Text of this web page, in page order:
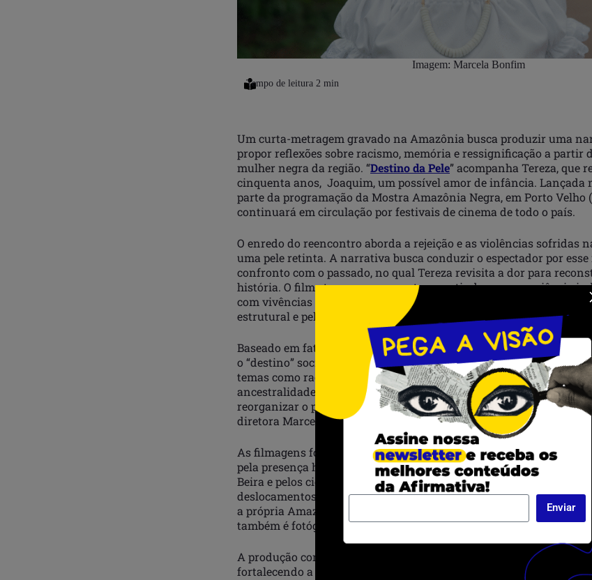
Imagem: Marcela Bonfim
Um curta-metragem gravado na Amazônia busca produzir uma
propor reflexões sobre racismo, memória e ressignificação a partir
mulher negra da região. “Destino da Pele” acompanha Tereza, que
cinquenta anos, Joaquim, um possível amor de infância. Lançada
parte da programação da Mostra Amazônia Negra, em Porto Velho
continuará em circulação por festivais de cinema de todo o país.
O enredo do reencontro aborda a rejeição e as violências sofridas
uma pele retinta. A narrativa busca conduzir o espectador por
confronto com o passado, no qual Tereza revisita a dor para
história. O filme tem como proposta, a partir de uma experiência
com vivências coletivas de mulheres negras brasileiras
estrutural e pela solidão afetiva.
Baseado em fatos reais, o roteiro procura articular memória e
o “destino” socialmente imposto aos corpos negros. A obra
temas como racismo religioso, preconceito, ancestralidade e cura.
ancestralidade funciona como uma tecnologia de continuidade,
reorganizar o presente a partir de referências que resistiram ao
diretora Marcela Bonfim.
As filmagens foram realizadas em Guajará-Mirim, no Vale do
pela presença histórica de populações negras desde a construção
Beira e pelos ciclos da borracha e do ouro. “Ela [Tereza] carrega
deslocamentos, apagamentos e violências que dialogam
a própria Amazônia foi historicamente explorada e narrada”, conta
também é fotógrafa e pesquisadora responsável pelo projeto
A produção contou com a participação de moradores da cidade
fortalecendo a dimensão comunitária da obra. No elenco, Haroldo
Enviar